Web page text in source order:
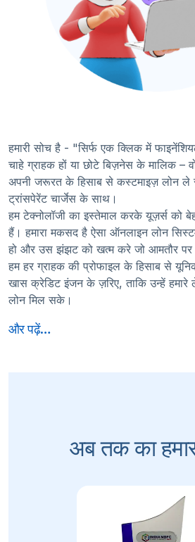
हमारी सोच है - "सिर्फ एक क्लिक में
चाहे ग्राहक हों या छोटे बिज़नेस के मालिक –
अपनी जरूरत के हिसाब से कस्टमाइज़ लोन
ट्रांसपेरेंट चार्जेस के साथ।
हम टेक्नोलॉजी का इस्तेमाल करके यूज़र्स को
हैं। हमारा मकसद है ऐसा ऑनलाइन लोन
हो और उस झंझट को खत्म करे जो आमतौर पर
हम हर ग्राहक की प्रोफाइल के हिसाब से
खास क्रेडिट इंजन के ज़रिए, ताकि उन्हें हमारे
लोन मिल सके।
अब तक का